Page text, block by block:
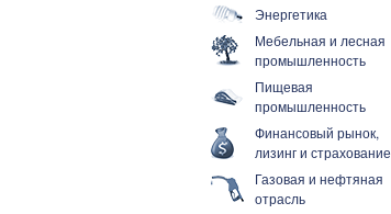
Энергетика
Мебельная и лесная
промышленность
Пищевая
промышленность
Финансовый рынок,
лизинг и страхование
Газовая и нефтяная
отрасль